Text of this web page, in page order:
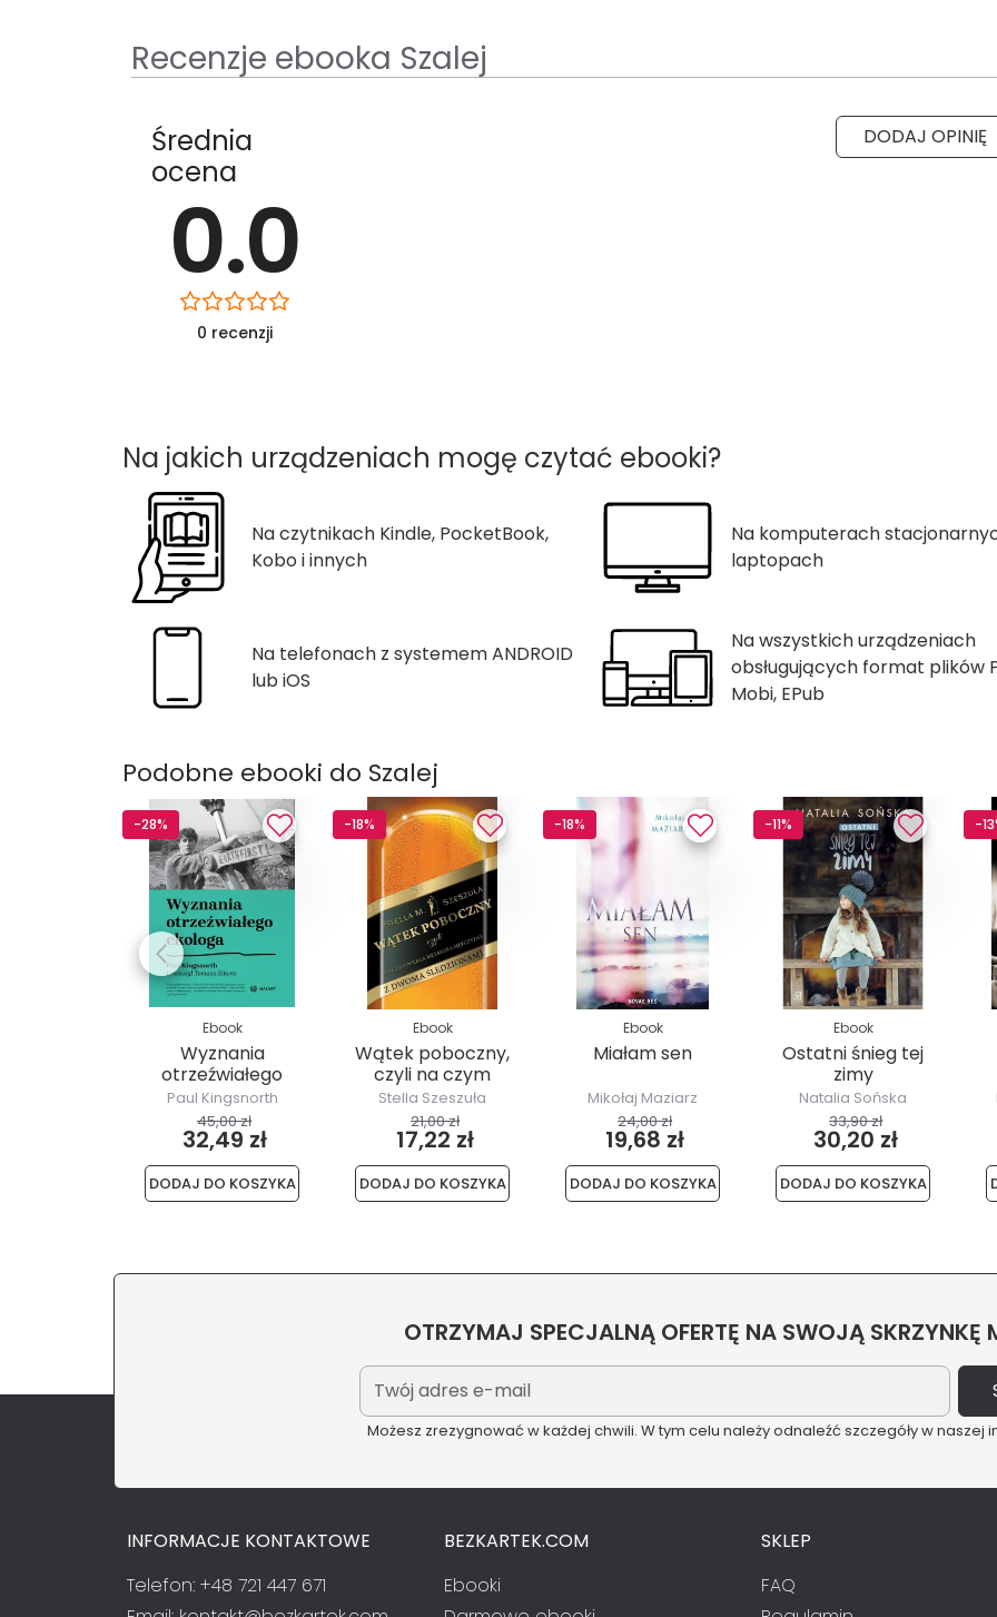
Recenzje ebooka Szalej
Średnia
ocena
0.0
0 recenzji
DODAJ OPINIĘ
Na jakich urządzeniach mogę czytać ebooki?
Na czytnikach Kindle, PocketBook,
Kobo i innych
Na komputerach
laptopach
Na telefonach z systemem ANDROID
lub iOS
Na wszystkich urządzeniach
obsługujących format plików
Mobi, EPub
Podobne ebooki do Szalej
-28%
Ebook
Wyznania
otrzeźwiałego
ekologa
Paul Kingsnorth
45,00 zł
32,49 zł
DODAJ DO KOSZYKA
-18%
Ebook
Wątek poboczny,
czyli na czym
polega metafora...
Stella Szeszuła
21,00 zł
17,22 zł
DODAJ DO KOSZYKA
-18%
Ebook
Miałam sen
Mikołaj Maziarz
24,00 zł
19,68 zł
DODAJ DO KOSZYKA
-11%
Ebook
Ostatni śnieg tej
zimy
Natalia Sońska
33,90 zł
30,20 zł
DODAJ DO KOSZYKA
-
OTRZYMAJ SPECJALNĄ OFERTĘ NA SWOJĄ SKRZYNKĘ
Możesz zrezygnować w każdej chwili. W tym celu należy odnaleźć szczegóły w naszej
INFORMACJE KONTAKTOWE
Telefon: +48 721 447 671
BEZKARTEK.COM
Ebooki
SKLEP
FAQ